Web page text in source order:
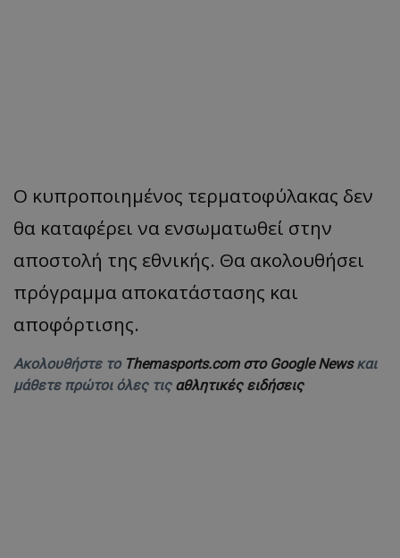
Ο κυπροποιημένος τερματοφύλακας δεν
θα καταφέρει να ενσωματωθεί στην
αποστολή της εθνικής. Θα ακολουθήσει
πρόγραμμα αποκατάστασης και
αποφόρτισης.
Ακολουθήστε το Themasports.com στο Google Newsκαι
μάθετε πρώτοι όλες τις αθλητικές ειδήσεις